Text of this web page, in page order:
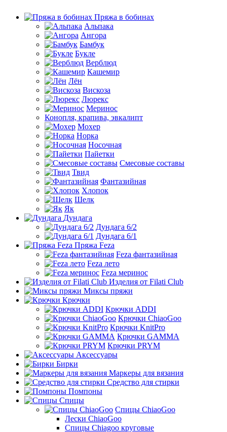
Пряжа в бобинах
Альпака
Ангора
Бамбук
Букле
Верблюд
Кашемир
Лён
Вискоза
Люрекс
Меринос
Конопля, крапива, эвкалипт
Мохер
Норка
Носочная
Пайетки
Смесовые составы
Твид
Фантазийная
Хлопок
Шелк
Як
Дундага
Дундага 6/2
Дундага 6/1
Пряжа Feza
Feza фантазийная
Feza лето
Feza меринос
Изделия от Filati Club
Миксы пряжи
Крючки
Крючки ADDI
Крючки ChiaoGoo
Крючки KnitPro
Крючки GAMMA
Крючки PRYM
Аксессуары
Бирки
Маркеры для вязания
Средство для стирки
Помпоны
Спицы
Спицы ChiaoGoo
Лески ChiaoGoo
Cпицы Сhiagoo круговые